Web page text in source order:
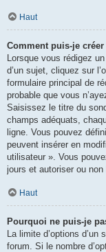
Haut
Comment puis-je
Lorsque vous rédigez
d’un sujet, cliquez sur
formulaire principal de
probable que vous
Saisissez le titre du
champs adéquats,
ligne. Vous pouvez
peuvent insérer en
utilisateur ». Vous
jours et autoriser ou
Haut
Pourquoi ne puis-je
La limite d’options
forum. Si le nombre